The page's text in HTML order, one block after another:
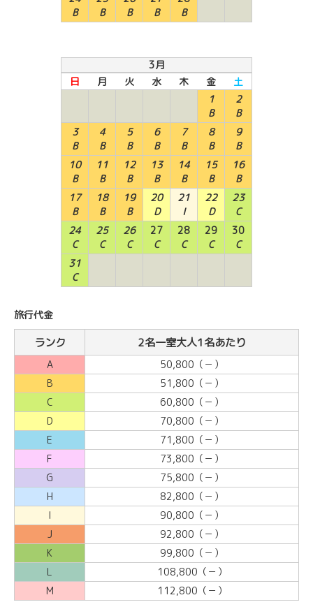
B
B
B
B
B
3月
日
月 火 水 木 金
土
1
B
2
B
3
B
4
B
5
B
6
B
7
B
8
B
9
B
10
B
11
B
12
B
13
B
14
B
15
B
16
B
17
B
18
B
19
B
20
D
21
I
22
D
23
C
24
C
25
C
26
C
27
C
28
C
29
C
30
C
31
C
旅行代金
ランク 2名一室大人1名あたり
A
50,800（－）
B
51,800（－）
C
60,800（－）
D
70,800（－）
E
71,800（－）
F
73,800（－）
G
75,800（－）
H
82,800（－）
I
90,800（－）
J
92,800（－）
K
99,800（－）
L
108,800（－）
M
112,800（－）